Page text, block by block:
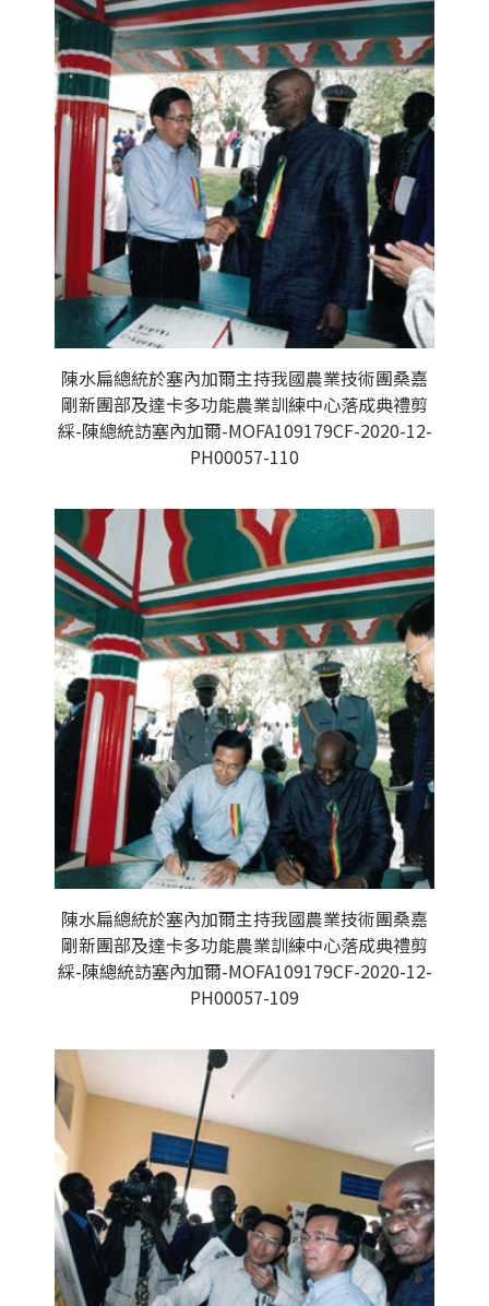
陳水扁總統於塞內加爾主持我國農業技術團桑嘉
剛新團部及達卡多功能農業訓練中心落成典禮剪
綵-陳總統訪塞內加爾-MOFA109179CF-2020-12-
PH00057-110
陳水扁總統於塞內加爾主持我國農業技術團桑嘉
剛新團部及達卡多功能農業訓練中心落成典禮剪
綵-陳總統訪塞內加爾-MOFA109179CF-2020-12-
PH00057-109